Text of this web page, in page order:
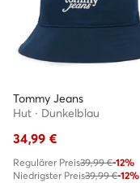
Tommy Jeans
Hut · Dunkelblau
34,99 €
Regulärer Preis39,99 €-12%
Niedrigster Preis39,99 €-12%